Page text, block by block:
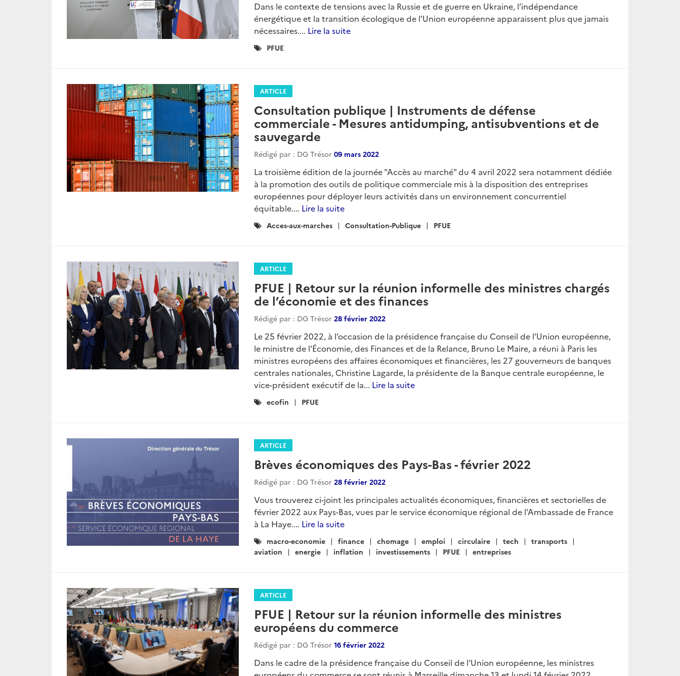
Dans le contexte de tensions avec la Russie et de guerre en Ukraine, l’indépendance
énergétique et la transition écologique de l’Union européenne apparaissent plus que jamais
nécessaires.... Lire la suite
Catégories
PFUE
ARTICLE
Consultation publique | Instruments de défense
commerciale - Mesures antidumping, antisubventions et de
sauvegarde
Rédigé par : DG Trésor 09 mars 2022
La troisième édition de la journée "Accès au marché" du 4 avril 2022 sera notamment dédiée
à la promotion des outils de politique commerciale mis à la disposition des entreprises
européennes pour déployer leurs activités dans un environnement concurrentiel
équitable.... Lire la suite
Catégories
Acces-aux-marches Consultation-Publique PFUE
ARTICLE
PFUE | Retour sur la réunion informelle des ministres chargés
de l’économie et des finances
Rédigé par : DG Trésor 28 février 2022
Le 25 février 2022, à l’occasion de la présidence française du Conseil de l’Union européenne,
le ministre de l’Économie, des Finances et de la Relance, Bruno Le Maire, a réuni à Paris les
ministres européens des affaires économiques et financières, les 27 gouverneurs de banques
centrales nationales, Christine Lagarde, la présidente de la Banque centrale européenne, le
vice-président exécutif de la... Lire la suite
Catégories
ecofin PFUE
ARTICLE
Brèves économiques des Pays-Bas - février 2022
Rédigé par : DG Trésor 28 février 2022
Vous trouverez ci-joint les principales actualités économiques, financières et sectorielles de
février 2022 aux Pays-Bas, vues par le service économique régional de l'Ambassade de France
à La Haye.... Lire la suite
Catégories
:
macro-economie finance chomage emploi circulaire tech
transports
aviation
energie inflation investissements PFUE entreprises
ARTICLE
PFUE | Retour sur la réunion informelle des ministres
européens du commerce
Rédigé par : DG Trésor 16 février 2022
Dans le cadre de la présidence française du Conseil de l’Union européenne, les ministres